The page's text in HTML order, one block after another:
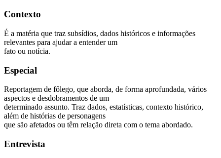
Contexto
É a matéria que traz subsídios, dados históricos e informações
relevantes para ajudar a entender um
fato ou notícia.
Especial
Reportagem de fôlego, que aborda, de forma aprofundada, vários
aspectos e desdobramentos de um
determinado assunto. Traz dados, estatísticas, contexto histórico,
além de histórias de personagens
que são afetados ou têm relação direta com o tema abordado.
Entrevista